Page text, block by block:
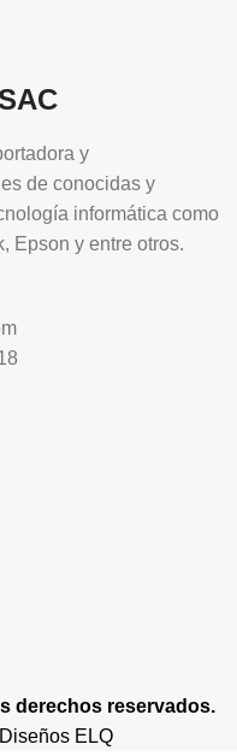
y
de conocidas y
informática como
Epson y entre otros.
derechos reservados.
Diseños ELQ